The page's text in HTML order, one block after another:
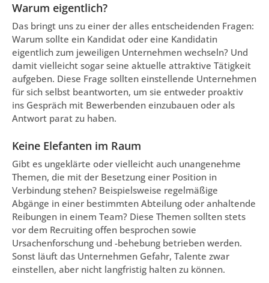
Warum eigentlich?
Das bringt uns zu einer der alles entscheidenden Fragen:
Warum sollte ein Kandidat oder eine Kandidatin
eigentlich zum jeweiligen Unternehmen wechseln? Und
damit vielleicht sogar seine aktuelle attraktive Tätigkeit
aufgeben. Diese Frage sollten einstellende Unternehmen
für sich selbst beantworten, um sie entweder proaktiv
ins Gespräch mit Bewerbenden einzubauen oder als
Antwort parat zu haben.
Keine Elefanten im Raum
Gibt es ungeklärte oder vielleicht auch unangenehme
Themen, die mit der Besetzung einer Position in
Verbindung stehen? Beispielsweise regelmäßige
Abgänge in einer bestimmten Abteilung oder anhaltende
Reibungen in einem Team? Diese Themen sollten stets
vor dem Recruiting offen besprochen sowie
Ursachenforschung und -behebung betrieben werden.
Sonst läuft das Unternehmen Gefahr, Talente zwar
einstellen, aber nicht langfristig halten zu können.